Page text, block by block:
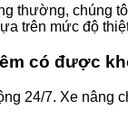
thường, chúng
trên mức độ
có được
24/7. Xe nâng